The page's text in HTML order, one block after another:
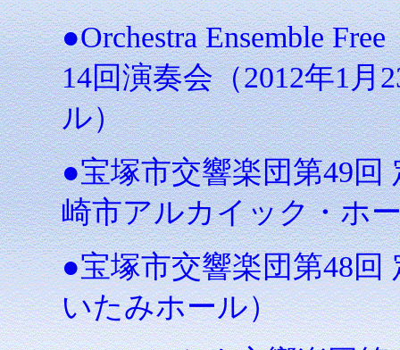
●Orchestra Ensemble
14回演奏会（2012年1
ル）
●宝塚市交響楽団第49回
崎市アルカイック・ホ
●宝塚市交響楽団第48回
いたみホール）